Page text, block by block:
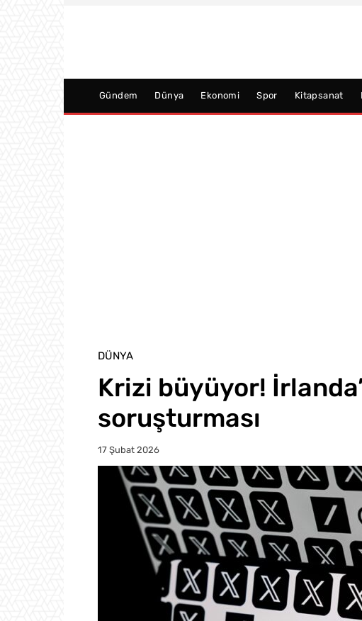
Gündem Dünya Ekonomi Spor Kitapsanat
DÜNYA
Krizi büyüyor!
soruşturması
17 Şubat 2026